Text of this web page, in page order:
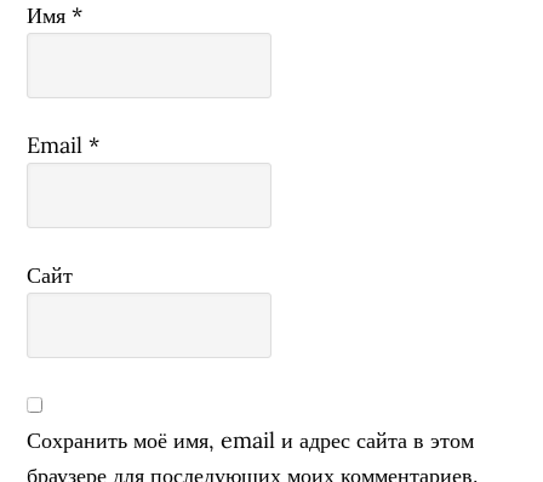
Имя*
Email*
Сайт
Сохранить моё имя, email и адрес сайта в этом
браузере для последующих моих комментариев.